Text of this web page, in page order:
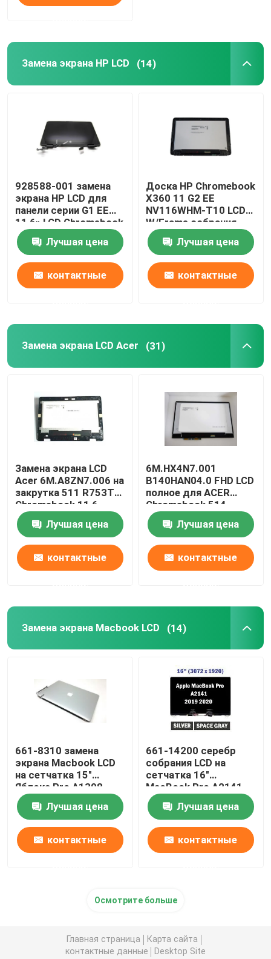
Замена экрана HP LCD (14)
928588-001 замена
экрана HP LCD для
панели серии G1 EE
11,6» LCD Chromebook
X360 11-AE
Лучшая цена
контактные
Доска HP Chromebook
X360 11 G2 EE
NV116WHM-T10 LCD
W/Frame собрания
L53205-001 L53206-
001 HP LCDЛучшая цена
контактные
Замена экрана LCD Acer (31)
Замена экрана LCD
Acer 6M.A8ZN7.006 на
закрутка 511 R753T
Chromebook 11,6
дюйма
Лучшая цена
контактные
6M.HX4N7.001
B140HAN04.0 FHD LCD
полное для ACER
Chromebook 514
CP514-1H-R4HQ-US
Лучшая цена
контактные
Замена экрана Macbook LCD (14)
661-8310 замена
экрана Macbook LCD
на сетчатка 15"
Яблока Pro A1398
поздно 2013-2014
Лучшая цена
контактные
661-14200 серебр
собрания LCD на
сетчатка 16"
MacBook Pro A2141
2019 EMC3347
Лучшая цена
контактные
Осмотрите больше
Главная страница
Карта сайта
контактные данные
Desktop Site